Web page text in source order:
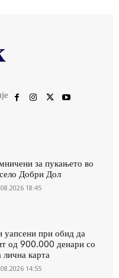
за пукањето во
Добри Дол
18:45
уапсени при обид да
од 900.000 денари со
карта
14:55